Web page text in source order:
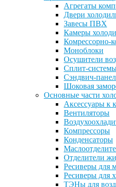
Агрегаты
Двери
Завесы ПВХ
Камеры
Комрессорно-
Моноблоки
Осушители
Сплит-
Сэндвич-
Шоковая
Основные части
Аксессуары к
Вентиляторы
Компрессоры
Конденсаторы
Отделители
Ресиверы для
Ресиверы для
ТЭНы для